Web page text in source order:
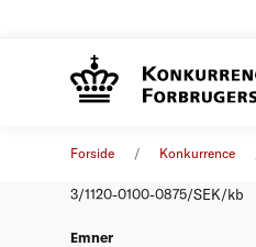
Forside Konkurrence
3/1120-0100-0875/SEK/kb
Emner